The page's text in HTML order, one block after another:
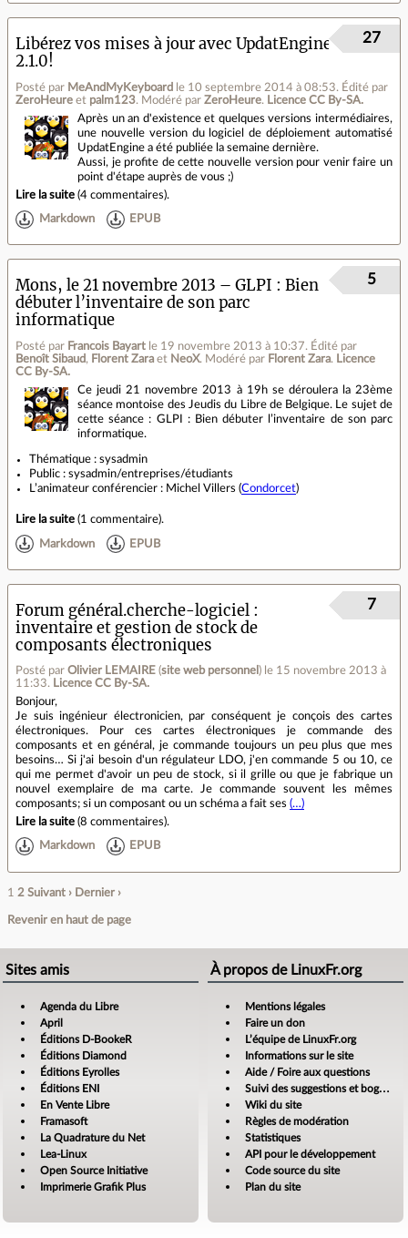
Libérez vos mises à jour avec UpdatEngine
2.1.0!
Posté par MeAndMyKeyboard le 10 septembre 2014 à 08:53. Édité par
ZeroHeure et palm123. Modéré par ZeroHeure. Licence CC By‑SA.
27
Après un an d'existence et quelques versions intermédiaires,
une nouvelle version du logiciel de déploiement automatisé
UpdatEngine a été publiée la semaine dernière.
Aussi, je profite de cette nouvelle version pour venir faire un
point d'étape auprès de vous ;)
Lire la suite (4 commentaires).
Markdown EPUB
Mons, le 21 novembre 2013 – GLPI : Bien
débuter l’inventaire de son parc
informatique
Posté par Francois Bayart le 19 novembre 2013 à 10:37. Édité par
Benoît Sibaud, Florent Zara et NeoX. Modéré par Florent Zara. Licence
CC By‑SA.
5
Ce jeudi 21 novembre 2013 à 19h se déroulera la 23ème
séance montoise des Jeudis du Libre de Belgique. Le sujet de
cette séance : GLPI : Bien débuter l’inventaire de son parc
informatique.
Thématique : sysadmin
Public : sysadmin/entreprises/étudiants
L’animateur conférencier : Michel Villers (Condorcet)
Lire la suite (1 commentaire).
Markdown EPUB
Forum général.cherche-logiciel
inventaire et gestion de stock de
composants électroniques
Posté par Olivier LEMAIRE (site web personnel ) le 15 novembre 2013 à
11:33. Licence CC By‑SA.
7
Bonjour,
Je suis ingénieur électronicien, par conséquent je conçois des cartes
électroniques. Pour ces cartes électroniques je commande des
composants et en général, je commande toujours un peu plus que mes
besoins… Si j'ai besoin d'un régulateur LDO, j'en commande 5 ou 10, ce
qui me permet d'avoir un peu de stock, si il grille ou que je fabrique un
nouvel exemplaire de ma carte. Je commande souvent les mêmes
composants; si un composant ou un schéma a fait ses (…)
Lire la suite (8 commentaires).
Markdown EPUB
1 2 Suivant › Dernier ›
Revenir en haut de page
Sites amis
Agenda du Libre
April
Éditions D-BookeR
Éditions Diamond
Éditions Eyrolles
Éditions ENI
En Vente Libre
Framasoft
La Quadrature du Net
Lea-Linux
Open Source Initiative
Imprimerie Grafik Plus
À propos de LinuxFr.org
Mentions légales
Faire un don
L’équipe de LinuxFr.org
Informations sur le site
Aide / Foire aux questions
Suivi des suggestions et bogues
Wiki du site
Règles de modération
Statistiques
API pour le développement
Code source du site
Plan du site